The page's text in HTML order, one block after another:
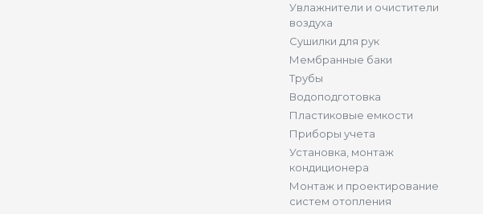
Увлажнители и очистители
воздуха
Сушилки для рук
Мембранные баки
Трубы
Водоподготовка
Пластиковые емкости
Приборы учета
Установка, монтаж
кондиционера
Монтаж и проектирование
систем отопления